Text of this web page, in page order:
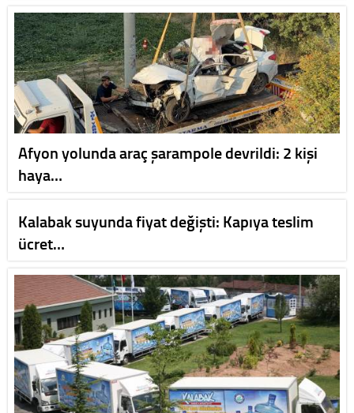
Afyon yolunda araç şarampole devrildi: 2 kişi
haya…
Kalabak suyunda fiyat değişti: Kapıya teslim
ücret…